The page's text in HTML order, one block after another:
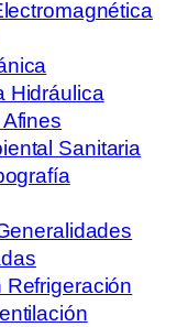
Hidráulica
Sanitaria